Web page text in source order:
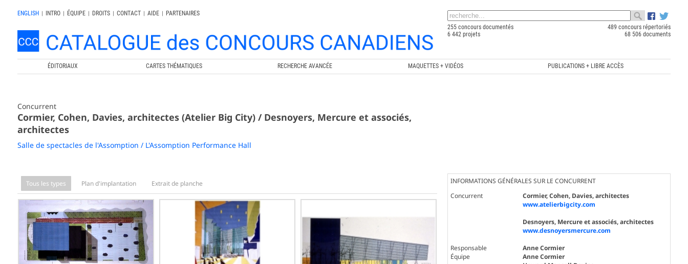
ENGLISH | INTRO | ÉQUIPE | DROITS | CONTACT | AIDE |
PARTENAIRES
255 concours documentés
489 concours répertoriés
6 442 projets
68 506 documents
ÉDITORIAUX CARTES THÉMATIQUES RECHERCHE AVANCÉE MAQUETTES + VIDÉOS PUBLICATIONS + LIBRE ACCÈS
Concurrent
Cormier, Cohen, Davies, architectes (Atelier Big City) / Desnoyers, Mercure et associés,
architectes
Salle de spectacles de l'Assomption / L'Assomption Performance Hall
Tous les types Plan d'implantation Extrait de planche
INFORMATIONS GÉNÉRALES SUR LE CONCURRENT
Concurrent
Cormier, Cohen, Davies, architectes
www.atelierbigcity.com
Desnoyers, Mercure et associés, architectes
www.desnoyersmercure.com
Responsable
Anne Cormier
Équipe
Anne Cormier